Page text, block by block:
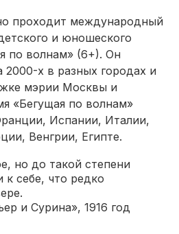
проходит международный
и юношеского
по волнам» (6+). Он
2000-х в разных городах и
мэрии Москвы и
«Бегущая по волнам»
Испании, Италии,
Венгрии, Египте.
но до такой степени
к себе, что редко
и Сурина», 1916 год